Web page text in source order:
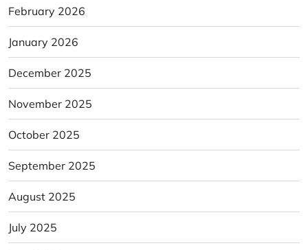
February 2026
January 2026
December 2025
November 2025
October 2025
September 2025
August 2025
July 2025